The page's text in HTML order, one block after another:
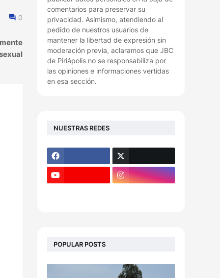
0
comentarios para preservar su
privacidad. Asimismo, atendiendo al
pedido de nuestros usuarios de
mantener la libertad de expresión sin
moderación previa, aclaramos que JBC
de Piriápolis no se responsabiliza por
las opiniones e informaciones vertidas
en esa sección.
NUESTRAS REDES
POPULAR POSTS